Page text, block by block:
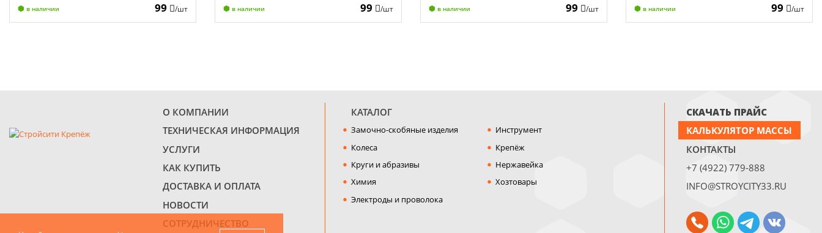
в наличии 99 /шт в наличии 99 /шт в наличии 99 /шт в наличии 99 /шт
О КОМПАНИИ
ТЕХНИЧЕСКАЯ ИНФОРМАЦИЯ
УСЛУГИ
КАК КУПИТЬ
ДОСТАВКА И ОПЛАТА
НОВОСТИ
СОТРУДНИЧЕСТВО
КАТАЛОГ
Замочно-скобяные изделия
Инструмент
Колеса
Крепёж
Круги и абразивы
Нержавейка
Химия
Хозтовары
Электроды и проволока
СКАЧАТЬ ПРАЙС
КАЛЬКУЛЯТОР МАССЫ
КОНТАКТЫ
+7 (4922) 779-888
INFO@STROYCITY33.RU